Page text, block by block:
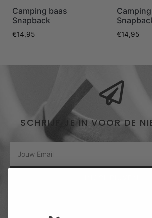
Camping baas
Snapback
€14,95 €14,95
SCHRIJF JE IN VOOR DE